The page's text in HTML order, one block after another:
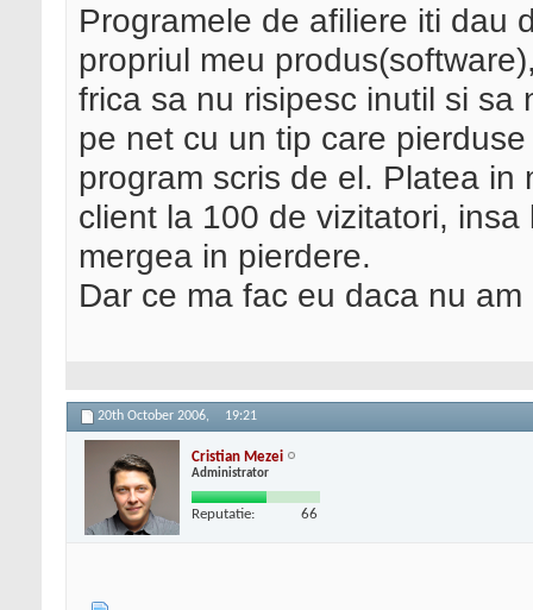
Programele de afiliere iti dau
propriul meu
frica sa nu risipesc inutil si sa
pe net cu un tip care
program scris de el. Platea
client la 100 de vizitatori,
mergea in pierdere.
Dar ce ma fac eu daca nu
20th October 2006, 19:21
Cristian Mezei
Administrator
Reputatie: 66